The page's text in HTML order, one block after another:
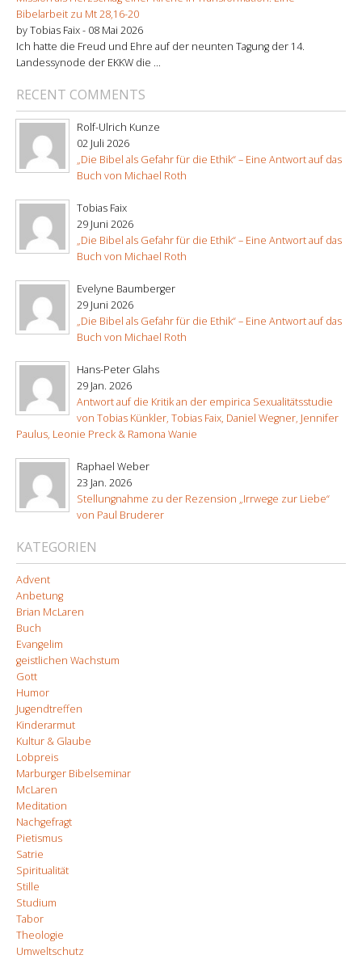
Bibelarbeit zu Mt 28,16-20
by Tobias Faix - 08 Mai 2026
Ich hatte die Freud und Ehre auf der neunten Tagung der 14.
Landessynode der EKKW die ...
RECENT COMMENTS
Rolf-Ulrich Kunze
02 Juli 2026
„Die Bibel als Gefahr für die Ethik“ – Eine Antwort auf das
Buch von Michael Roth
Tobias Faix
29 Juni 2026
„Die Bibel als Gefahr für die Ethik“ – Eine Antwort auf das
Buch von Michael Roth
Evelyne Baumberger
29 Juni 2026
„Die Bibel als Gefahr für die Ethik“ – Eine Antwort auf das
Buch von Michael Roth
Hans-Peter Glahs
29 Jan. 2026
Antwort auf die Kritik an der empirica Sexualitätsstudie
von Tobias Künkler, Tobias Faix, Daniel Wegner, Jennifer
Paulus, Leonie Preck & Ramona Wanie
Raphael Weber
23 Jan. 2026
Stellungnahme zu der Rezension „Irrwege zur Liebe“
von Paul Bruderer
KATEGORIEN
Advent
Anbetung
Brian McLaren
Buch
Evangelim
geistlichen Wachstum
Gott
Humor
Jugendtreffen
Kinderarmut
Kultur & Glaube
Lobpreis
Marburger Bibelseminar
McLaren
Meditation
Nachgefragt
Pietismus
Satrie
Spiritualität
Stille
Studium
Tabor
Theologie
Umweltschutz